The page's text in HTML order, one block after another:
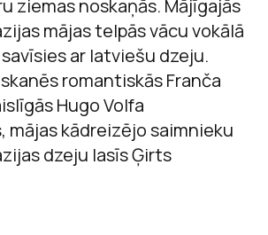
ziemas noskaņās. Mājīgajās
mājas telpās vācu vokālā
ar latviešu dzeju.
romantiskās Franča
Hugo Volfa
mājas kādreizējo saimnieku
dzeju lasīs Ģirts